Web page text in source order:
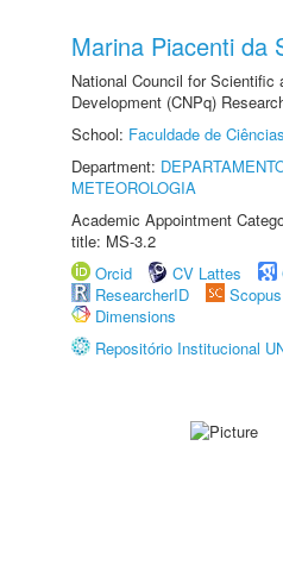
Marina Piacenti da
National Council for Scientific
Development (CNPq)
School: Faculdade de
Department:
METEOROLOGIA
Academic Appointment
title: MS-3.2
Orcid
CV Lattes
ResearcherID
Scopus
Dimensions
Repositório Institucional